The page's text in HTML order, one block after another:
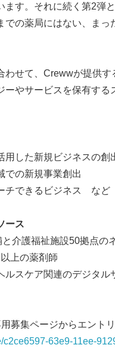
ます。それに続く第2弾
での薬局にはない、ま
わせて、Crewwが提供
ーやサービスを保有する
した新規ビジネスの創
の新規事業創出
できるビジネス など
ース
介護福祉施設50拠点の
上の薬剤師
スケア関連のデジタ
用募集ページからエント
c2ce6597-63e9-11ee-